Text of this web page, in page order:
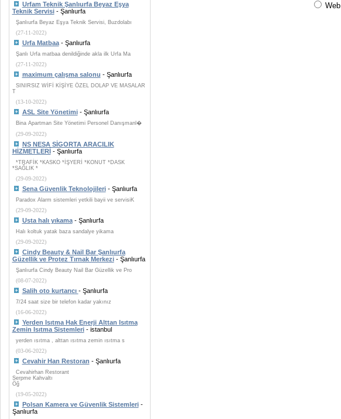
Urfam Teknik Şanlıurfa Beyaz Eşya
Teknik Servisi- Şanlıurfa
Şanlıurfa Beyaz Eşya Teknik Servisi, Buzdolabı
(27-11-2022)
Urfa Matbaa- Şanlıurfa
Şanlı Urfa matbaa denildiğinde akla ilk Urfa Ma
(27-11-2022)
maximum çalışma salonu - Şanlıurfa
SINIRSIZ WİFİ KİŞİYE ÖZEL DOLAP VE MASALAR
T
(13-10-2022)
ASL Site Yönetimi- Şanlıurfa
Bina Apartman Site Yönetimi Personel Danışmanl�
(29-09-2022)
NS NESA SİGORTA ARACILIK
HİZMETLERİ- Şanlıurfa
*TRAFİK *KASKO *İŞYERİ *KONUT *DASK
*SAĞLIK *
(29-09-2022)
Sena Güvenlik Teknolojileri- Şanlıurfa
Paradox Alarm sistemleri yetkili bayii ve servisiK
(29-09-2022)
Usta halı yıkama- Şanlıurfa
Halı koltuk yatak baza sandalye yikama
(29-09-2022)
Cindy Beauty & Nail Bar Şanlıurfa
Güzellik ve Protez Tırnak Merkezi- Şanlıurfa
Şanlıurfa Cindy Beauty Nail Bar Güzellik ve Pro
(08-07-2022)
Salih oto kurtarıcı - Şanlıurfa
7/24 saat size bir telefon kadar yakınız
(16-06-2022)
Yerden Isıtma Hak Enerji Alttan Isıtma
Zemin Isıtma Sistemleri- istanbul
yerden ısıtma , alttan ısıtma zemin ısıtma s
(03-06-2022)
Cevahir Han Restoran - Şanlıurfa
Cevahirhan Restorant
Serpme Kahvaltı
Öğ
(19-05-2022)
Polsan Kamera ve Güvenlik Sistemleri-
Şanlıurfa
Web